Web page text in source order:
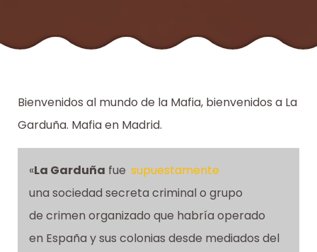
Bienvenidos al mundo de la Mafia, bienvenidos a La
Garduña. Mafia en Madrid.
«La Garduña fue supuestamente
una sociedad secreta criminal o grupo
de crimen organizado que habría operado
en España y sus colonias desde mediados del